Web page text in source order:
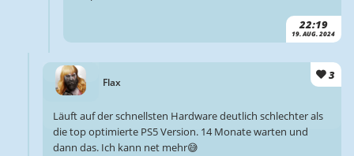
22:19
19. AUG. 2024
Flax
3
Läuft auf der schnellsten Hardware deutlich schlechter als
die top optimierte PS5 Version. 14 Monate warten und
dann das. Ich kann net mehr😅